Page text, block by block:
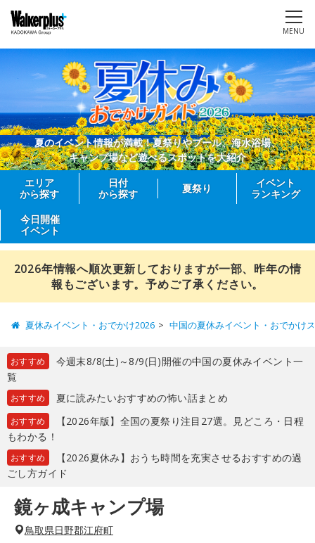
MENU
夏のイベント情報が満載！夏祭りやプール、海水浴場、
キャンプ場など遊べるスポットを大紹介
エリア
から探す
日付
から探す
夏祭り
イベント
ランキング
今日開催
イベント
2026年情報へ順次更新しておりますが一部、昨年の情
報もございます。予めご了承ください。
夏休みイベント・おでかけ2026 中国の夏休みイベント・おでかけ
おすすめ
今週末8/8(土)～8/9(日)開催の中国の夏休みイベント一
覧
おすすめ 夏に読みたいおすすめの怖い話まとめ
おすすめ
【2026年版】全国の夏祭り注目27選。見どころ・日程
もわかる！
おすすめ
【2026夏休み】おうち時間を充実させるおすすめの過
ごし方ガイド
鏡ヶ成キャンプ場
鳥取県日野郡江府町